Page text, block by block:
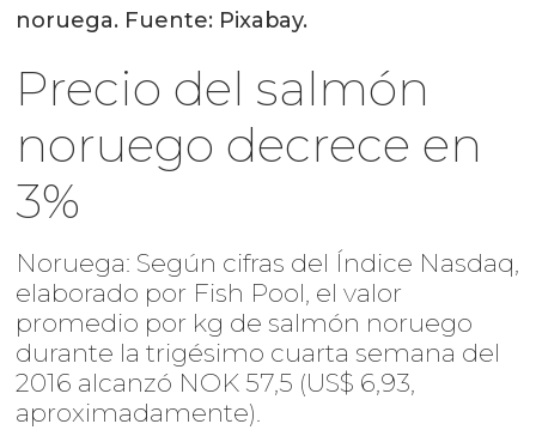
noruega. Fuente: Pixabay.
Precio del salmón
noruego decrece en
3%
Noruega: Según cifras del Índice Nasdaq,
elaborado por Fish Pool, el valor
promedio por kg de salmón noruego
durante la trigésimo cuarta semana del
2016 alcanzó NOK 57,5 (US$ 6,93,
aproximadamente).